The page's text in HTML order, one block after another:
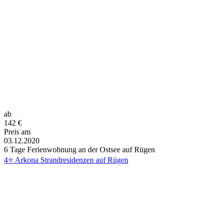
ab
142 €
Preis am
03.12.2020
6 Tage Ferienwohnung an der Ostsee auf Rügen
4⭐ Arkona Strandresidenzen auf Rügen